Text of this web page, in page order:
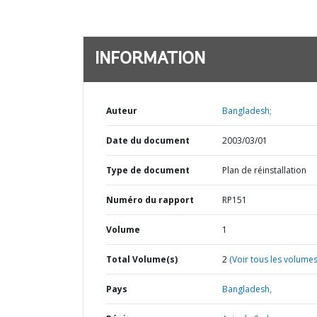
INFORMATION
Auteur Bangladesh;
Date du document 2003/03/01
Type de document Plan de réinstallation
Numéro du rapport RP151
Volume 1
Total Volume(s) 2 (Voir tous les
Pays Bangladesh,